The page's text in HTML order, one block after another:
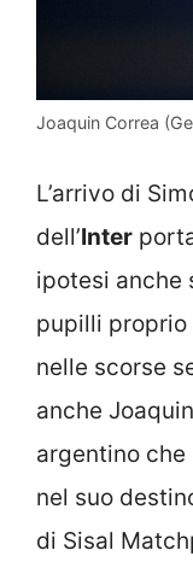
Joaquin Correa
L’arrivo di
dell’Inter
ipotesi anche
pupilli proprio
nelle scorse
anche Joaquin
argentino
nel suo
di Sisal